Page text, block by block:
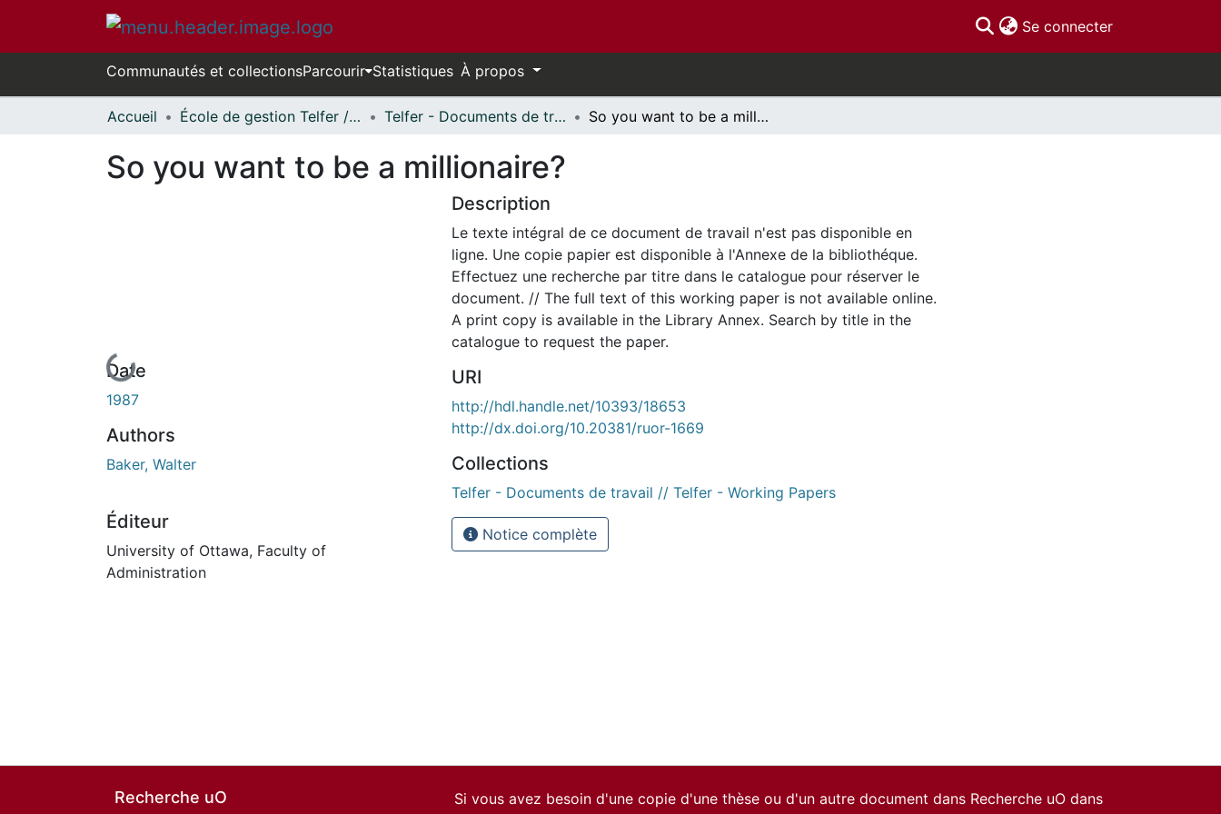
Se connecter(current)
Communautés et collectionsParcourir Statistiques À propos
Accueil École de gestion Telfer // Telfer School of Management Telfer - Documents de travail // Telfer - Working Papers So you want to be a millionaire?
So you want to be a millionaire?
En cours de chargement...
Date
1987
Authors
Baker, Walter
Éditeur
University of Ottawa, Faculty of
Administration
Description
Le texte intégral de ce document de travail n'est pas disponible en
ligne. Une copie papier est disponible à l'Annexe de la bibliothéque.
Effectuez une recherche par titre dans le catalogue pour réserver le
document. // The full text of this working paper is not available online.
A print copy is available in the Library Annex. Search by title in the
catalogue to request the paper.
URI
http://hdl.handle.net/10393/18653
http://dx.doi.org/10.20381/ruor-1669
Collections
Telfer - Documents de travail // Telfer - Working Papers
Notice complète
Recherche uO
Si vous avez besoin d'une copie d'une thèse ou d'un autre document dans Recherche uO dans